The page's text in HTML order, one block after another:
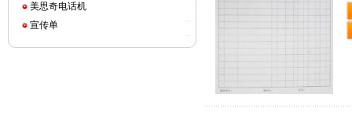
美思奇电话机
宣传单